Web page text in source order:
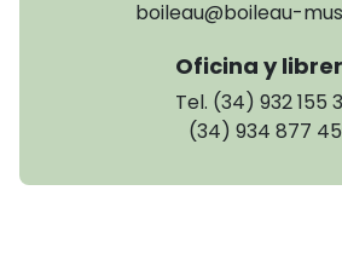
boileau@boileau-
Oficina y
Tel. (34) 932 155
(34) 934 877